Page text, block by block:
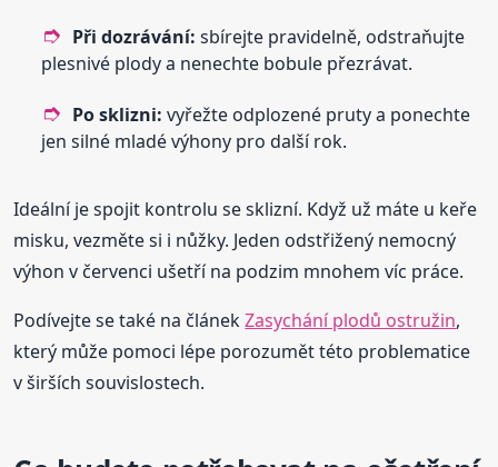
Při dozrávání: sbírejte pravidelně, odstraňujte
plesnivé plody a nenechte bobule přezrávat.
Po sklizni: vyřežte odplozené pruty a ponechte
jen silné mladé výhony pro další rok.
Ideální je spojit kontrolu se sklizní. Když už máte u keře
misku, vezměte si i nůžky. Jeden odstřižený nemocný
výhon v červenci ušetří na podzim mnohem víc práce.
Podívejte se také na článekZasychání plodů ostružin,
který může pomoci lépe porozumět této problematice
v širších souvislostech.